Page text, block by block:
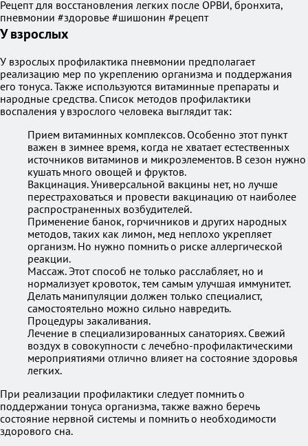
Рецепт для восстановления легких после ОРВИ, бронхита,
пневмонии #здоровье #шишонин #рецепт
У взрослых
У взрослых профилактика пневмонии предполагает
реализацию мер по укреплению организма и поддержания
его тонуса. Также используются витаминные препараты и
народные средства. Список методов профилактики
воспаления у взрослого человека выглядит так:
Прием витаминных комплексов. Особенно этот пункт
важен в зимнее время, когда не хватает естественных
источников витаминов и микроэлементов. В сезон нужно
кушать много овощей и фруктов.
Вакцинация. Универсальной вакцины нет, но лучше
перестраховаться и провести вакцинацию от наиболее
распространенных возбудителей.
Применение банок, горчичников и других народных
методов, таких как лимон, мед неплохо укрепляет
организм. Но нужно помнить о риске аллергической
реакции.
Массаж. Этот способ не только расслабляет, но и
нормализует кровоток, тем самым улучшая иммунитет.
Делать манипуляции должен только специалист,
самостоятельно можно сильно навредить.
Процедуры закаливания.
Лечение в специализированных санаториях. Свежий
воздух в совокупности с лечебно-профилактическими
мероприятиями отлично влияет на состояние здоровья
легких.
При реализации профилактики следует помнить о
поддержании тонуса организма, также важно беречь
состояние нервной системы и помнить о необходимости
здорового сна.